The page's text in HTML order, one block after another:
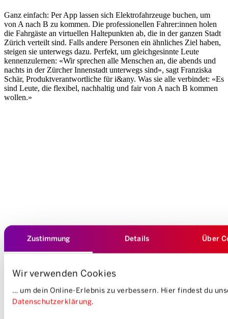
Zustimmung Details Über
Wir verwenden Cookies
… um dein Online-Erlebnis zu verbessern. Hier findest du
Datenschutzerklärung.
Ganz einfach: Per App lassen sich Elektrofahrzeuge buchen, um
von A nach B zu kommen. Die professionellen Fahrer:innen holen
die Fahrgäste an virtuellen Haltepunkten ab, die in der ganzen Stadt
Zürich verteilt sind. Falls andere Personen ein ähnliches Ziel haben,
steigen sie unterwegs dazu. Perfekt, um gleichgesinnte Leute
kennenzulernen: «Wir sprechen alle Menschen an, die abends und
nachts in der Zürcher Innenstadt unterwegs sind», sagt Franziska
Schär, Produktverantwortliche für i&any. Was sie alle verbindet: «Es
sind Leute, die flexibel, nachhaltig und fair von A nach B kommen
wollen.»